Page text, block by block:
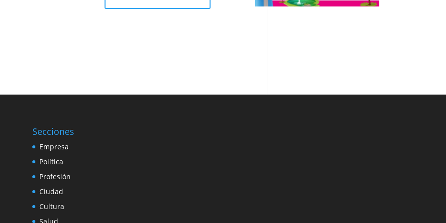
Secciones
Empresa
Política
Profesión
Ciudad
Cultura
Salud